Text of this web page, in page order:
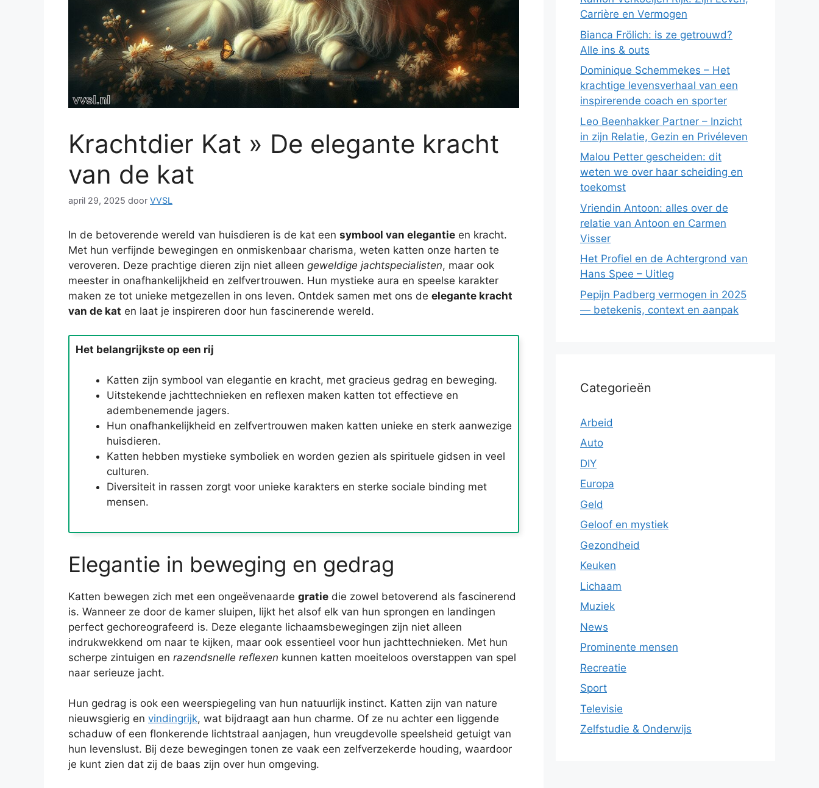
Krachtdier Kat » De elegante kracht
van de kat
april 29, 2025 door VVSL
In de betoverende wereld van huisdieren is de kat een symbool van elegantie en kracht.
Met hun verfijnde bewegingen en onmiskenbaar charisma, weten katten onze harten te
veroveren. Deze prachtige dieren zijn niet alleen geweldige jachtspecialisten, maar ook
meester in onafhankelijkheid en zelfvertrouwen. Hun mystieke aura en speelse karakter
maken ze tot unieke metgezellen in ons leven. Ontdek samen met ons de elegante kracht
van de kat en laat je inspireren door hun fascinerende wereld.
Het belangrijkste op een rij
Katten zijn symbool van elegantie en kracht, met gracieus gedrag en beweging.
Uitstekende jachttechnieken en reflexen maken katten tot effectieve en
adembenemende jagers.
Hun onafhankelijkheid en zelfvertrouwen maken katten unieke en sterk aanwezige
huisdieren.
Katten hebben mystieke symboliek en worden gezien als spirituele gidsen in veel
culturen.
Diversiteit in rassen zorgt voor unieke karakters en sterke sociale binding met
mensen.
Elegantie in beweging en gedrag
Katten bewegen zich met een ongeëvenaarde gratie die zowel betoverend als fascinerend
is. Wanneer ze door de kamer sluipen, lijkt het alsof elk van hun sprongen en landingen
perfect gechoreografeerd is. Deze elegante lichaamsbewegingen zijn niet alleen
indrukwekkend om naar te kijken, maar ook essentieel voor hun jachttechnieken. Met hun
scherpe zintuigen en razendsnelle reflexen kunnen katten moeiteloos overstappen van spel
naar serieuze jacht.
Hun gedrag is ook een weerspiegeling van hun natuurlijk instinct. Katten zijn van nature
nieuwsgierig en vindingrijk, wat bijdraagt aan hun charme. Of ze nu achter een liggende
schaduw of een flonkerende lichtstraal aanjagen, hun vreugdevolle speelsheid getuigt van
hun levenslust. Bij deze bewegingen tonen ze vaak een zelfverzekerde houding, waardoor
je kunt zien dat zij de baas zijn over hun omgeving.
Carrière en Vermogen
Bianca Frölich: is ze getrouwd?
Alle ins & outs
Dominique Schemmekes – Het
krachtige levensverhaal van een
inspirerende coach en sporter
Leo Beenhakker Partner – Inzicht
in zijn Relatie, Gezin en Privéleven
Malou Petter gescheiden: dit
weten we over haar scheiding en
toekomst
Vriendin Antoon: alles over de
relatie van Antoon en Carmen
Visser
Het Profiel en de Achtergrond van
Hans Spee – Uitleg
Pepijn Padberg vermogen in 2025
— betekenis, context en aanpak
Categorieën
Arbeid
Auto
DIY
Europa
Geld
Geloof en mystiek
Gezondheid
Keuken
Lichaam
Muziek
News
Prominente mensen
Recreatie
Sport
Televisie
Zelfstudie & Onderwijs